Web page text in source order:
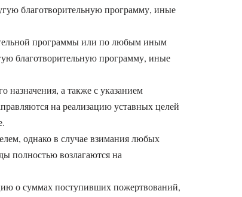
благотворительную программу, иные
программы или по любым иным
благотворительную программу, иные
назначения, а также с указанием
на реализацию уставных целей
однако в случае взимания любых
полностью возлагаются на
о суммах поступивших пожертвований,